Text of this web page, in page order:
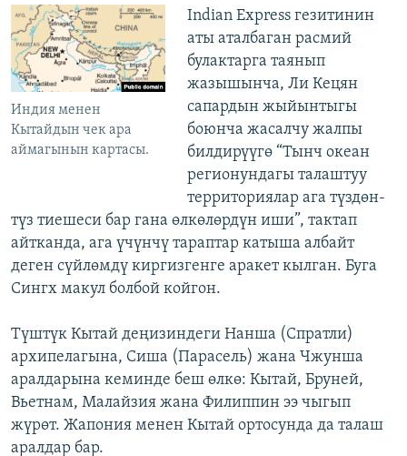
Индия менен
Кытайдын чек ара
аймагынын картасы.
Indian Express гезитинин
аты аталбаган расмий
булактарга таянып
жазышынча, Ли Кецян
сапардын жыйынтыгы
боюнча жасалчу жалпы
билдирүүгө “Тынч океан
регионундагы талаштуу
территориялар ага түздөн-
түз тиешеси бар гана өлкөлөрдүн иши”, тактап
айтканда, ага үчүнчү тараптар катыша албайт
деген сүйлөмдү киргизгенге аракет кылган. Буга
Сингх макул болбой койгон.
Түштүк Кытай деңизиндеги Нанша (Спратли)
архипелагына, Сиша (Парасель) жана Чжунша
аралдарына кеминде беш өлкө: Кытай, Бруней,
Вьетнам, Малайзия жана Филиппин ээ чыгып
жүрөт. Жапония менен Кытай ортосунда да талаш
аралдар бар.